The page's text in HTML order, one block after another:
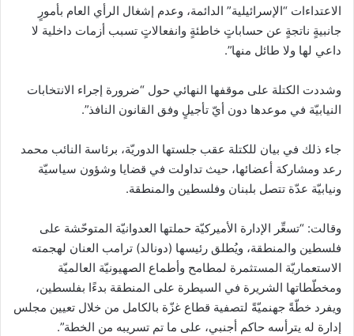
الاعتداءات “الإسرائيلية” الدائمة، وعدم إشغال الرأي العام بأمورٍ
‏جانبيةٍ ناتجةٍ عن حساباتٍ خاطئةٍ وانفعالاتٍ تسبب أزمات داخلية لا
داعي لها ولا طائل منها”.
و‎شددت الكتلة على موقفها النهائي حول “ضرورة إجراء الانتخابات
النيابيّة في موعدها دون أيّ تأجيلٍ وفق ‏القانون النافذ”.
جاء ذلك في بيان للكتلة عقب جلستها الدوريّة، برئاسة النائب محمد
رعد ومشاركة أعضائها، ‏حيث تداولت في قضايا وشؤون سياسيّة
ونيابيّة عدّة تتصل بلبنان وفلسطين والمنطقة.
وقالت: “تسعِّر الإدارة الأميركيّة حملتها العدوانيّة المتوحّشة على
فلسطين والمنطقة، ويُطلق رئيسها (دونالد) ترامب العنان لهجمته
‏الاستعماريّة المستثمرة لمطامح وأطماع الصهيونيّة العالميّة
ومخطّطاتها الشريرة في السيطرة على المنطقة بدءًا ‏بفلسطين،
ويفرد خطّةً جهنميّةً لتصفية قطاع غزّة بالكامل من خلال تعيين مجلس
إدارة له يترأسه حاكم أجنبي، ‏على ما تم تسريبه من الخطة”.